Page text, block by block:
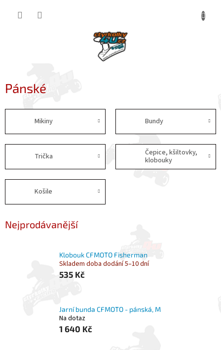
Pánské
Mikiny Bundy
Trička
Čepice, kšiltovky,
klobouky
Košile
Nejprodávanější
Klobouk CFMOTO Fisherman
Skladem doba dodání 5–10 dní
535 Kč
Jarní bunda CFMOTO - pánská, M
Na dotaz
1 640 Kč